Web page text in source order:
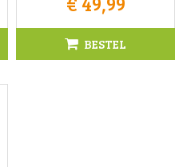
BESTEL